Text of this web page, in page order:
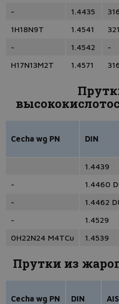
-
1.4435
1H18N9T
1.4541 321
-
1.4542 -
H17N13M2T
1.4571
Cecha wg PN DIN
1.4439
-
1.4460
-
1.4462
-
1.4529
0H22N24 M4TCu
1.4539
Прутки из
Cecha wg PN DIN